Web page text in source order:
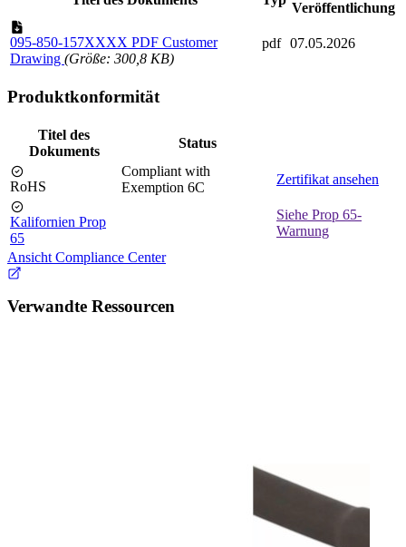
Veröffentlichung
095-850-157XXXX PDF Customer
Drawing (Größe: 300,8 KB)
pdf 07.05.2026
Produktkonformität
Titel des
Dokuments
Status
RoHS
Compliant with
Exemption 6C
Zertifikat ansehen
Kalifornien Prop
65
Siehe Prop 65-
Warnung
Ansicht Compliance Center
Verwandte Ressourcen